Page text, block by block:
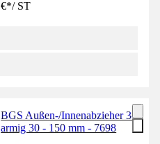
€*/ ST
BGS Außen-/Innenabzieher 3-
armig 30 - 150 mm - 7698